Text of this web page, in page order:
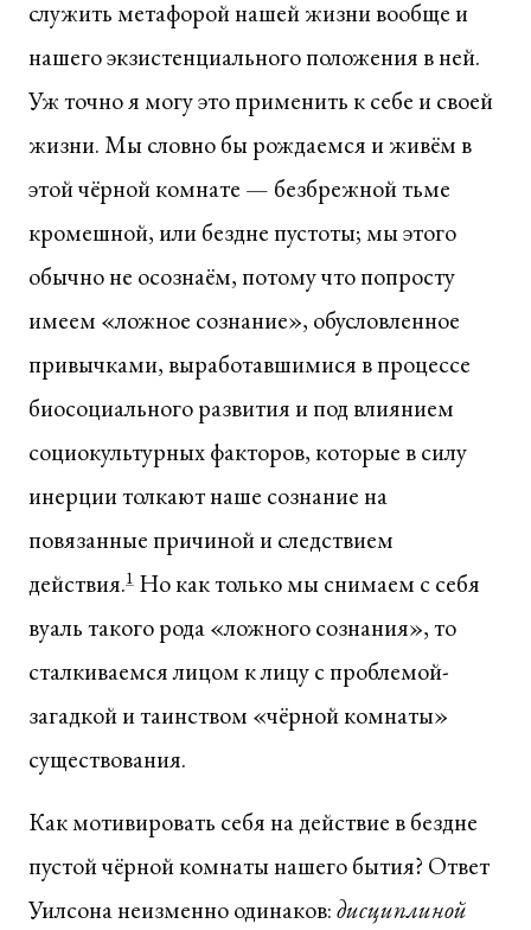
служить метафорой нашей жизни вообще и
нашего экзистенциального положения в ней.
Уж точно я могу это применить к себе и своей
жизни. Мы словно бы рождаемся и живём в
этой чёрной комнате — безбрежной тьме
кромешной, или бездне пустоты; мы этого
обычно не осознаём, потому что попросту
имеем «ложное сознание», обусловленное
привычками, выработавшимися в процессе
биосоциального развития и под влиянием
социокультурных факторов, которые в силу
инерции толкают наше сознание на
повязанные причиной и следствием
действия.1 Но как только мы снимаем с себя
вуаль такого рода «ложного сознания», то
сталкиваемся лицом к лицу с проблемой-
загадкой и таинством «чёрной комнаты»
существования.
Как мотивировать себя на действие в бездне
пустой чёрной комнаты нашего бытия? Ответ
Уилсона неизменно одинаков:дисциплиной